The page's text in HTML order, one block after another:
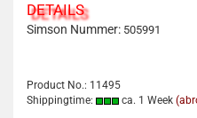
DETAILS
Simson Nummer: 505991
Product No.: 11495
Shippingtime:
ca. 1 Week